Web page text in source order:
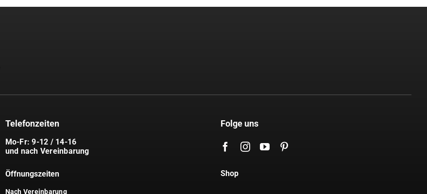
Telefonzeiten
Mo-Fr: 9-12 / 14-16
und nach Vereinbarung
Öffnungszeiten
Nach Vereinbarung
Folge uns
Shop